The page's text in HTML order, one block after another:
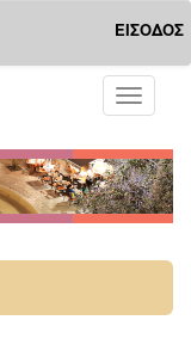
ΕΙΣΟΔΟΣ
Toggle